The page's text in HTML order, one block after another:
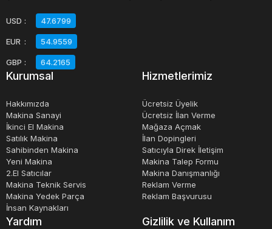
aracılığıyla taşır. Küresel rulmanlar, eşlik eden yükleri
taşımak için tasarlanmıştır ve bir çift yuvarlanma bileziği
arasında küre şeklinde bir yüzeyi olan bir rulmandır. Konik
makaralı rulmanlar ise, büyük eşlik eden yükleri taşımak
çekerler.
Rulmanlar ayrıca, aksiyel yükleri taşımak için tasarlanmış
yuvalı rulmanlar, eşlik eden yükleri taşımak için
tasarlanmış kombine rulmanlar ve daha spesifik
endüstriyel ihtiyaçlar için tasarlanmış özel rulmanlar gibi
özel tipleri de içerebilir. Bazı rulmanlar, örneğin yüksek
USD : 47.6799
EUR : 54.9559
GBP : 64.2165
Kurumsal
Hakkımızda
Makina Sanayi
İkinci El Makina
Satılık Makina
Sahibinden Makina
Yeni Makina
2.El Satıcılar
Makina Teknik Servis
Makina Yedek Parça
İnsan Kaynakları
Hizmetlerimiz
Ücretsiz Üyelik
Ücretsiz İlan Verme
Mağaza Açmak
İlan Dopingleri
Satıcıyla Direk İletişim
Makina Talep Formu
Makina Danışmanlığı
Reklam Verme
Reklam Başvurusu
Yardım Gizlilik ve Kullanım